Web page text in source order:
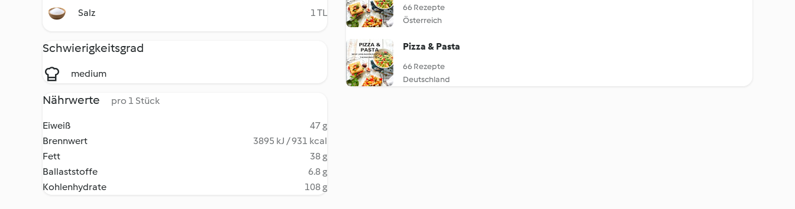
Salz 1 TL
Schwierigkeitsgrad
medium
Nährwerte pro 1 Stück
Eiweiß
47 g
Brennwert
3895 kJ / 931 kcal
Fett
38 g
Ballaststoffe
6.8 g
Kohlenhydrate
108 g
66 Rezepte
Österreich
Pizza & Pasta
66 Rezepte
Deutschland